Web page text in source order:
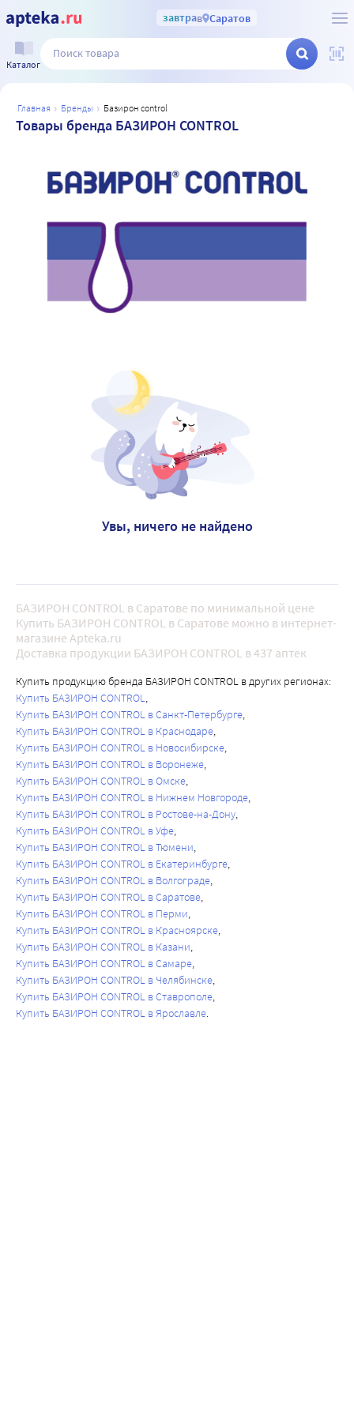
завтрав Саратов
Каталог
главная бренды базирон control
Товары бренда БАЗИРОН CONTROL
Увы, ничего не найдено
БАЗИРОН CONTROL в Саратове по минимальной цене
Купить БАЗИРОН CONTROL в Саратове можно в интернет-
магазине Apteka.ru
Доставка продукции БАЗИРОН CONTROL в 437 аптек
Купить продукцию бренда БАЗИРОН CONTROL в других регионах:
Купить БАЗИРОН CONTROL
Купить БАЗИРОН CONTROL в Санкт-Петербурге
Купить БАЗИРОН CONTROL в Краснодаре
Купить БАЗИРОН CONTROL в Новосибирске
Купить БАЗИРОН CONTROL в Воронеже
Купить БАЗИРОН CONTROL в Омске
Купить БАЗИРОН CONTROL в Нижнем Новгороде
Купить БАЗИРОН CONTROL в Ростове-на-Дону
Купить БАЗИРОН CONTROL в Уфе
Купить БАЗИРОН CONTROL в Тюмени
Купить БАЗИРОН CONTROL в Екатеринбурге
Купить БАЗИРОН CONTROL в Волгограде
Купить БАЗИРОН CONTROL в Саратове
Купить БАЗИРОН CONTROL в Перми
Купить БАЗИРОН CONTROL в Красноярске
Купить БАЗИРОН CONTROL в Казани
Купить БАЗИРОН CONTROL в Самаре
Купить БАЗИРОН CONTROL в Челябинске
Купить БАЗИРОН CONTROL в Ставрополе
Купить БАЗИРОН CONTROL в Ярославле